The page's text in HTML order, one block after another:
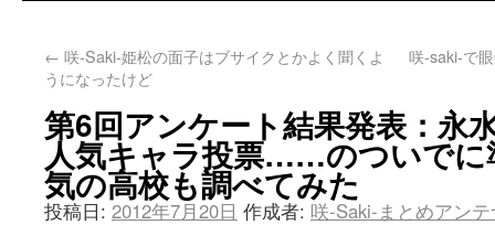
← 咲-Saki-姫松の面子はブサイクとかよく聞くよ
うになったけど
咲-saki-で
第6回アンケート結果発表：永
人気キャラ投票……のついでに
気の高校も調べてみた
投稿日: 2012年7月20日 作成者: 咲-Saki-まとめアン